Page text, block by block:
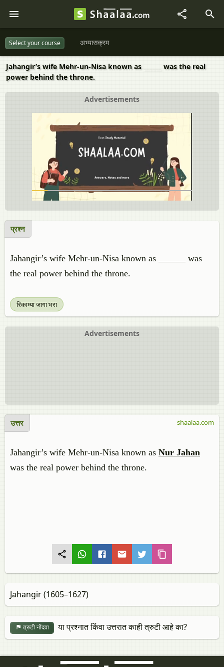
Select your course अभ्यासक्रम
Jahangir’s wife Mehr-un-Nisa known as ______ was the real
power behind the throne.
Advertisements
प्रश्न
Jahangir’s wife Mehr-un-Nisa known as ______ was
the real power behind the throne.
रिकाम्या जागा भरा
Advertisements
उत्तर
Jahangir’s wife Mehr-un-Nisa known as Nur Jahan
was the real power behind the throne.
shaalaa.com
Jahangir (1605–1627)
त्रुटी नोंदवा या प्रश्नात किंवा उत्तरात काही त्रुटी आहे का?